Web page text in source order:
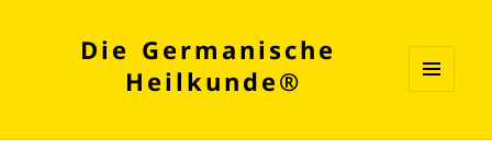
Die Germanische
Heilkunde®
WIDGETS